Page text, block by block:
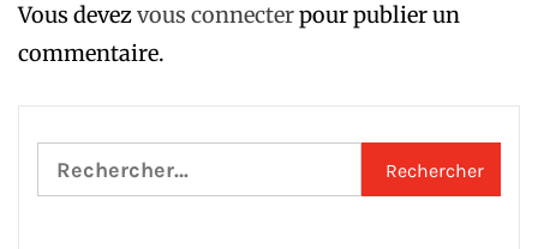
Vous devezvous connecterpour publier un
commentaire.
Rechercher :